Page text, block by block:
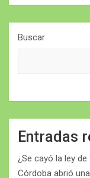
Buscar
Entradas
¿Se cayó la ley
Córdoba abrió